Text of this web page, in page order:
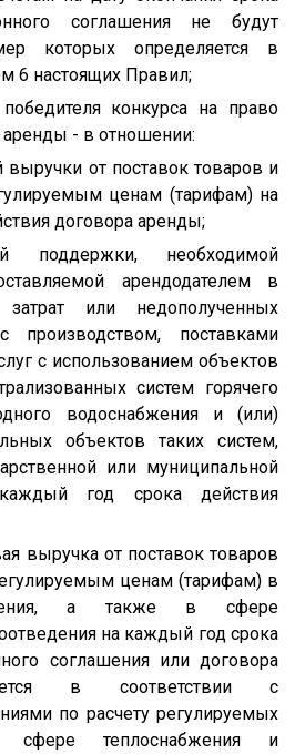
соглашения не будут
которых определяется в
6 настоящих Правил;
конкурса на право
- в отношении:
от поставок товаров и
ценам (тарифам) на
договора аренды;
поддержки, необходимой
арендодателем в
или недополученных
поставками
с использованием объектов
систем горячего
водоснабжения и (или)
объектов таких систем,
или муниципальной
год срока действия
выручка от поставок товаров
ценам (тарифам) в
а также в сфере
на каждый год срока
соглашения или договора
в соответствии с
по расчету регулируемых
теплоснабжения и